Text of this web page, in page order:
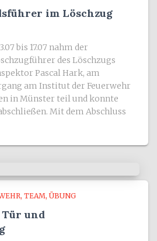
im Löschzug
bis 17.07 nahm der
des Löschzugs
Pascal Hark, am
am Institut der Feuerwehr
in Münster teil und konnte
Mit dem Abschluss
TEAM ÜBUNG
Tür und